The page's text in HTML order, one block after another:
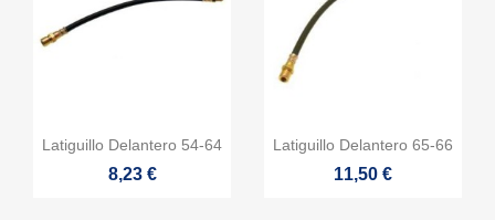
Vista rápida
Latiguillo Delantero 54-64
8,23 €
Vista rápida
Latiguillo Delantero 65-66
11,50 €